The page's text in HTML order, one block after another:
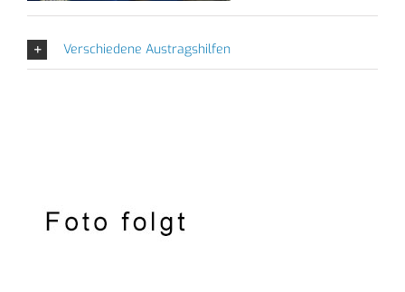
Verschiedene Austragshilfen